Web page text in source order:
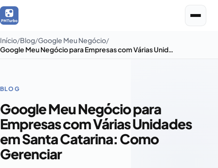
Início Blog Google Meu Negócio
BLOG
Google Meu Negócio para
Empresas com Várias Unidades
em Santa Catarina: Como
Gerenciar